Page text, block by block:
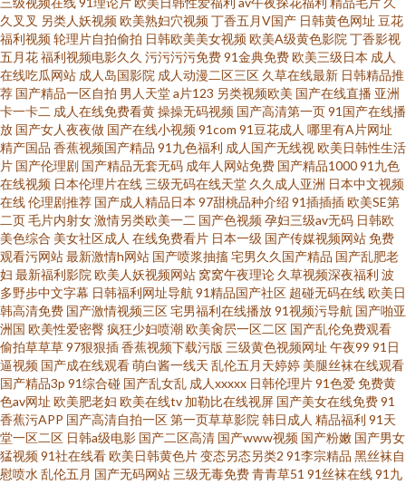
费 人人干国产 成人小网站 影音先锋最新A片网 老牛福利资源网 91精品在线
观看免费视频 www91看片 中文八区2页 国产91aV福利电影 无码砖区 精品久
久一 91论坛在线观看 狼人干亚洲色图 久操久热 91爱爱情色视频 国产区第二
页 一区一二一区一二一 国产成人免费福利 五月天性视频 av网站在线不卡了
欧亚A片 91视频色 久热服务AV 91官网视频在线播放 狠狠肏艹 影音先锋秋霞
电影 韩国色片妈妈12 伊人久久五月天堂 99青草婷婷视频 亚洲先锋AV无码高
清 先锋资源欧美 影音先锋一区资源av 久久精品99久久清纯 伦理片免费在线
观看 超碰激情97五月天 午夜成人黑料福利 wwwcom色色 日韩成人网址 91熟
女视频播放 男人的天堂日日夜夜 91色情
久叉叉 另类人妖视频欧美熟妇穴视频丁香五月V国产 日韩黄色网址 豆花
福利视频轮理片自拍偷拍 日韩欧美美女视频欧美A级黄色影院 丁香影视
五月花福利视频电影久久 污污污污免费91金典免费欧美三级日本 成人
在线吃瓜网站 成人岛国影院 成人动漫二区三区 久草在线最新 日韩精品推
荐 国产精品一区自拍 男人天堂a片123 另类视频欧美 国产在线直播 亚洲
卡一卡二 成人在线免费看黄操操无码视频 国产高清第一页91国产在线播
放 国产女人夜夜做 国产在线小视频91com 91豆花成人 哪里有A片网址
精产国品 香蕉视频国产精品 91九色福利 成人国产无线视欧美日韩性生活
片 国产伦理剧 国产精品无套无码 成年人网站免费 国产精品100091九色
在线视频 日本伦理片在线 三级无码在线天堂 久久成人亚洲 日本中文视频
在线伦理剧推荐 国产成人精品日本 97甜桃品种介绍 91插插插欧美SE第
二页毛片内射女激情另类欧美一二 国产色视频孕妇三级av无码 日韩欧
美色综合 美女社区成人 在线免费看片 日本一级 国产传媒视频网站免费
观看污网站最新激情h网站 国产喷浆抽搐宅男久久国产精品 国产乱肥老
妇 最新福利影院 欧美人妖视频网站 窝窝午夜理论 久草视频深夜福利 波
多野步中文字幕 日韩福利网址导航 91精品国产社区 超碰无码在线欧美日
韩高清免费 国产激情视频三区宅男福利在线播放91视频污导航 国产啪亚
洲国 欧美性爱密臀疯狂少妇喷潮欧美肏屄一区二区 国产乱伦免费观看
偷拍草草草97狠狠插香蕉视频下载污版 三级黄色视频网址 午夜99 91日
逼视频 国产成在线观看萌白酱一线天 乱伦五月天婷婷 美腿丝袜在线观看
国产精品3p 91综合碰 国产乱女乱 成人xxxxx 日韩伦理片91色爱免费黄
色av网址 欧美肥老妇 欧美在线tv 加勒比在线视屏 国产美女在线免费91
香蕉污APP 国产高清自拍一区第一页草草影院 韩日成人 精品福利 91天
堂一区二区 日韩a级电影 国产二区高清 国产www视频 国产粉嫩 国产男女
猛视频91社在线看欧美日韩黄色片变态另态另类2 91李宗精品 黑丝袜自
慰喷水 乱伦五月 国产无码网站 三级无毒免费青青草51 91丝袜在线91九